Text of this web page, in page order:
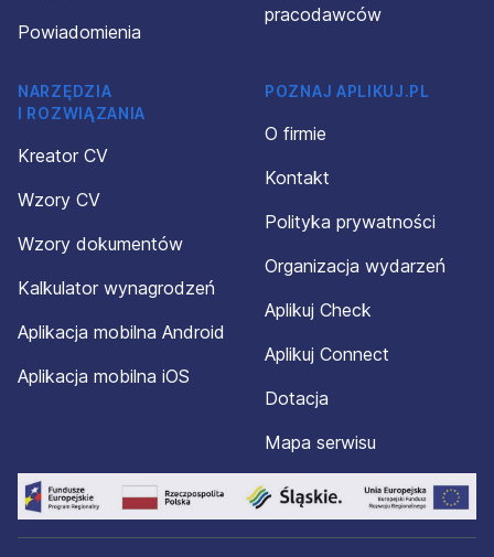
Powiadomienia
pracodawców
NARZĘDZIA
I ROZWIĄZANIA
Kreator CV
Wzory CV
Wzory dokumentów
Kalkulator wynagrodzeń
Aplikacja mobilna Android
Aplikacja mobilna iOS
POZNAJ APLIKUJ.PL
O firmie
Kontakt
Polityka prywatności
Organizacja wydarzeń
Aplikuj Check
Aplikuj Connect
Dotacja
Mapa serwisu